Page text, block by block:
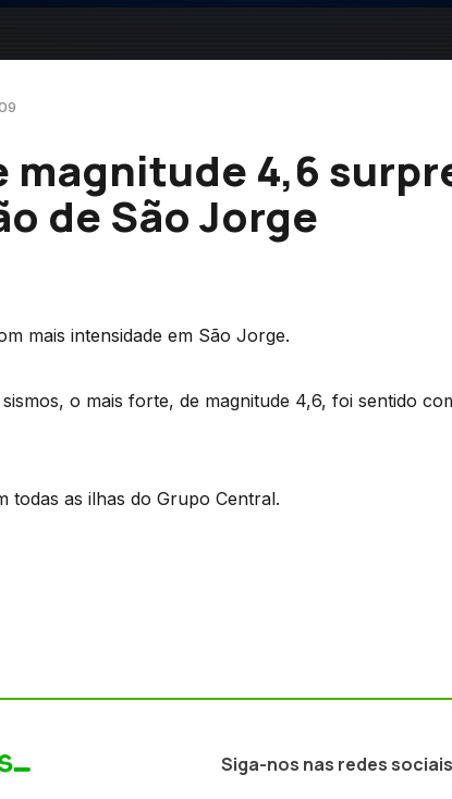
magnitude 4,6
de São Jorge
mais intensidade em São Jorge.
o mais forte, de magnitude 4,6, foi sentido
todas as ilhas do Grupo Central.
Siga-nos nas redes sociais